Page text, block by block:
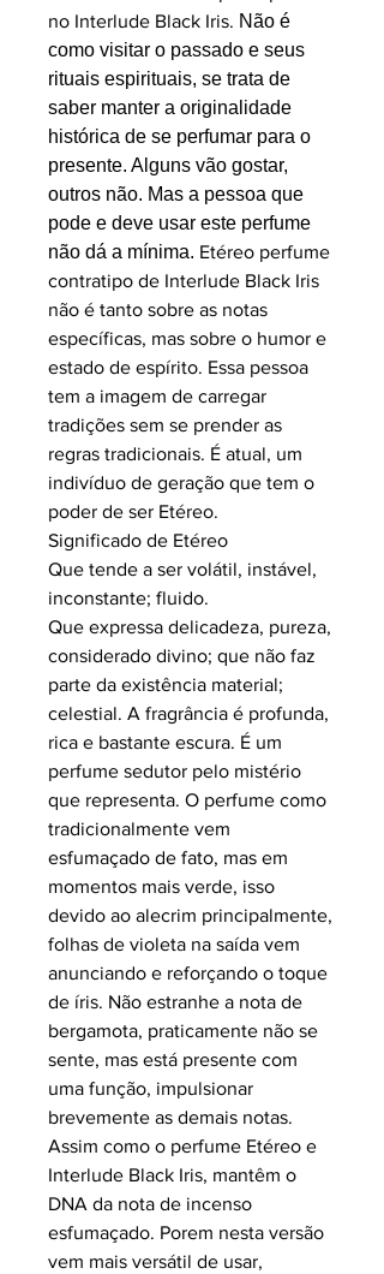
no Interlude Black Iris. Não é
como visitar o passado e seus
rituais espirituais, se trata de
saber manter a originalidade
histórica de se perfumar para o
presente. Alguns vão gostar,
outros não. Mas a pessoa que
pode e deve usar este perfume
não dá a mínima. Etéreo perfume
contratipo de Interlude Black Iris
não é tanto sobre as notas
específicas, mas sobre o humor e
estado de espírito. Essa pessoa
tem a imagem de carregar
tradições sem se prender as
regras tradicionais. É atual, um
indivíduo de geração que tem o
poder de ser Etéreo.
Significado de Etéreo
Que tende a ser volátil, instável,
inconstante; fluido.
Que expressa delicadeza, pureza,
considerado divino; que não faz
parte da existência material;
celestial. A fragrância é profunda,
rica e bastante escura. É um
perfume sedutor pelo mistério
que representa. O perfume como
tradicionalmente vem
esfumaçado de fato, mas em
momentos mais verde, isso
devido ao alecrim principalmente,
folhas de violeta na saída vem
anunciando e reforçando o toque
de íris. Não estranhe a nota de
bergamota, praticamente não se
sente, mas está presente com
uma função, impulsionar
brevemente as demais notas.
Assim como o perfume Etéreo e
Interlude Black Iris, mantêm o
DNA da nota de incenso
esfumaçado. Porem nesta versão
vem mais versátil de usar,